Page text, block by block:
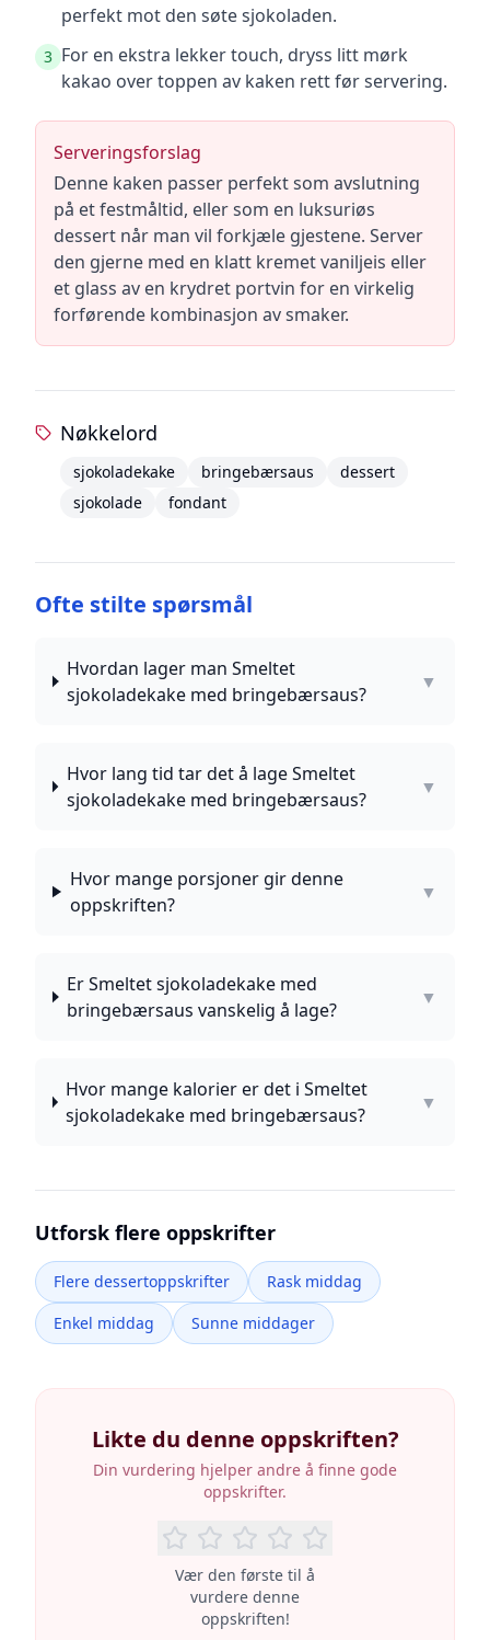
perfekt mot den søte sjokoladen.
3 For en ekstra lekker touch, dryss litt mørk
kakao over toppen av kaken rett før servering.
Serveringsforslag
Denne kaken passer perfekt som avslutning
på et festmåltid, eller som en luksuriøs
dessert når man vil forkjæle gjestene. Server
den gjerne med en klatt kremet vaniljeis eller
et glass av en krydret portvin for en virkelig
forførende kombinasjon av smaker.
Nøkkelord
sjokoladekake bringebærsaus
dessert
sjokolade
fondant
Ofte stilte spørsmål
Hvordan lager man Smeltet
sjokoladekake med bringebærsaus?
▼
Hvor lang tid tar det å lage Smeltet
sjokoladekake med bringebærsaus?
▼
Hvor mange porsjoner gir denne
oppskriften?
▼
Er Smeltet sjokoladekake med
bringebærsaus vanskelig å lage?
▼
Hvor mange kalorier er det i Smeltet
sjokoladekake med bringebærsaus?
▼
Utforsk flere oppskrifter
Flere dessertoppskrifter
Rask middag
Enkel middag
Sunne middager
Likte du denne oppskriften?
Din vurdering hjelper andre å finne gode
oppskrifter.
Vær den første til å
vurdere denne
oppskriften!